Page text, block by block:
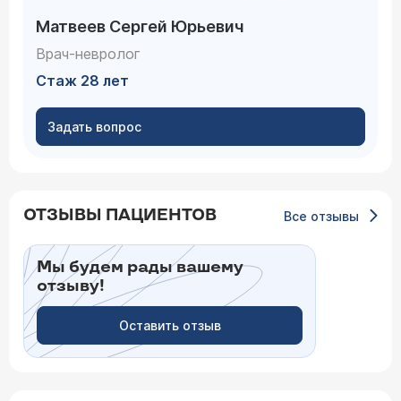
Матвеев Сергей Юрьевич
Врач-невролог
Стаж 28 лет
Задать вопрос
ОТЗЫВЫ ПАЦИЕНТОВ Все отзывы
Мы будем рады вашему
отзыву!
Оставить отзыв